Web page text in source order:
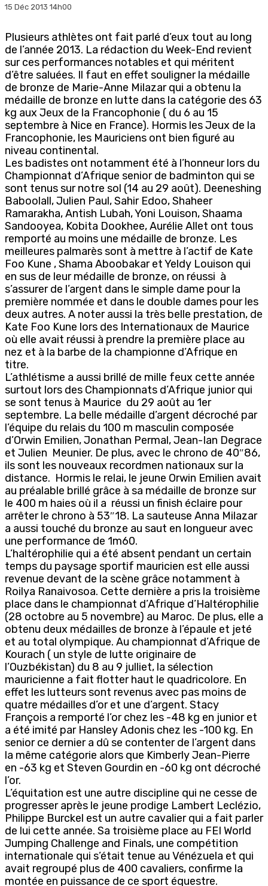
15 Déc 2013 14h00
Plusieurs athlètes ont fait parlé d’eux tout au long
de l’année 2013. La rédaction du Week-End revient
sur ces performances notables et qui méritent
d’être saluées. Il faut en effet souligner la médaille
de bronze de Marie-Anne Milazar qui a obtenu la
médaille de bronze en lutte dans la catégorie des 63
kg aux Jeux de la Francophonie ( du 6 au 15
septembre à Nice en France). Hormis les Jeux de la
Francophonie, les Mauriciens ont bien figuré au
niveau continental.
Les badistes ont notamment été à l’honneur lors du
Championnat d’Afrique senior de badminton qui se
sont tenus sur notre sol (14 au 29 août). Deeneshing
Baboolall, Julien Paul, Sahir Edoo, Shaheer
Ramarakha, Antish Lubah, Yoni Louison, Shaama
Sandooyea, Kobita Dookhee, Aurélie Allet ont tous
remporté au moins une médaille de bronze. Les
meilleures palmarès sont à mettre à l’actif de Kate
Foo Kune , Shama Aboobakar et Yeldy Louison qui
en sus de leur médaille de bronze, on réussi à
s’assurer de l’argent dans le simple dame pour la
première nommée et dans le double dames pour les
deux autres. A noter aussi la très belle prestation, de
Kate Foo Kune lors des Internationaux de Maurice
où elle avait réussi à prendre la première place au
nez et à la barbe de la championne d’Afrique en
titre.
L’athlétisme a aussi brillé de mille feux cette année
surtout lors des Championnats d’Afrique junior qui
se sont tenus à Maurice du 29 août au 1er
septembre. La belle médaille d’argent décroché par
l’équipe du relais du 100 m masculin composée
d’Orwin Emilien, Jonathan Permal, Jean-Ian Degrace
et Julien Meunier. De plus, avec le chrono de 40″86,
ils sont les nouveaux recordmen nationaux sur la
distance. Hormis le relai, le jeune Orwin Emilien avait
au préalable brillé grâce à sa médaille de bronze sur
le 400 m haies où il a réussi un finish éclaire pour
arrêter le chrono à 53″18. La sauteuse Anna Milazar
a aussi touché du bronze au saut en longueur avec
une performance de 1m60.
L’haltérophilie qui a été absent pendant un certain
temps du paysage sportif mauricien est elle aussi
revenue devant de la scène grâce notamment à
Roilya Ranaivosoa. Cette dernière a pris la troisième
place dans le championnat d’Afrique d’Haltérophilie
(28 octobre au 5 novembre) au Maroc. De plus, elle a
obtenu deux médailles de bronze à l’épaule et jeté
et au total olympique. Au championnat d’Afrique de
Kourach ( un style de lutte originaire de
l’Ouzbékistan) du 8 au 9 julliet, la sélection
mauricienne a fait flotter haut le quadricolore. En
effet les lutteurs sont revenus avec pas moins de
quatre médailles d’or et une d’argent. Stacy
François a remporté l’or chez les -48 kg en junior et
a été imité par Hansley Adonis chez les -100 kg. En
senior ce dernier a dû se contenter de l’argent dans
la même catégorie alors que Kimberly Jean-Pierre
en -63 kg et Steven Gourdin en -60 kg ont décroché
l’or.
L’équitation est une autre discipline qui ne cesse de
progresser après le jeune prodige Lambert Leclézio,
Philippe Burckel est un autre cavalier qui a fait parler
de lui cette année. Sa troisième place au FEI World
Jumping Challenge and Finals, une compétition
internationale qui s’était tenue au Vénézuela et qui
avait regroupé plus de 400 cavaliers, confirme la
montée en puissance de ce sport équestre.